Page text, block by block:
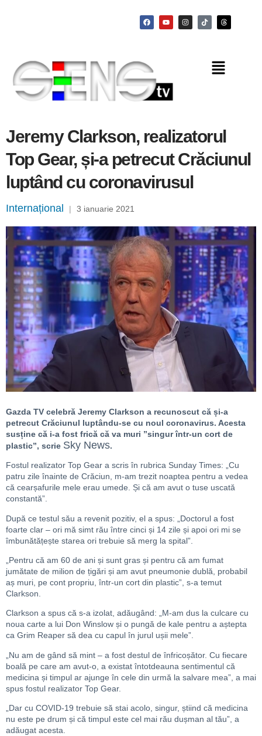
Jeremy Clarkson, realizatorul
Top Gear, și-a petrecut Crăciunul
luptând cu coronavirusul
Internațional | 3 ianuarie 2021
Gazda TV celebră Jeremy Clarkson a recunoscut că și-a
petrecut Crăciunul luptându-se cu noul coronavirus. Acesta
susține că i-a fost frică că va muri ”singur într-un cort de
plastic”, scrie Sky News.
Fostul realizator Top Gear a scris în rubrica Sunday Times: „Cu
patru zile înainte de Crăciun, m-am trezit noaptea pentru a vedea
că cearșafurile mele erau umede. Și că am avut o tuse uscată
constantă”.
După ce testul său a revenit pozitiv, el a spus: „Doctorul a fost
foarte clar – ori mă simt rău între cinci și 14 zile și apoi ori mi se
îmbunătățește starea ori trebuie să merg la spital”.
„Pentru că am 60 de ani și sunt gras și pentru că am fumat
jumătate de milion de țigări și am avut pneumonie dublă, probabil
aș muri, pe cont propriu, într-un cort din plastic”, s-a temut
Clarkson.
Clarkson a spus că s-a izolat, adăugând: „M-am dus la culcare cu
noua carte a lui Don Winslow și o pungă de kale pentru a aștepta
ca Grim Reaper să dea cu capul în jurul ușii mele”.
„Nu am de gând să mint – a fost destul de înfricoșător. Cu fiecare
boală pe care am avut-o, a existat întotdeauna sentimentul că
medicina și timpul ar ajunge în cele din urmă la salvare mea”, a mai
spus fostul realizator Top Gear.
„Dar cu COVID-19 trebuie să stai acolo, singur, știind că medicina
nu este pe drum și că timpul este cel mai rău dușman al tău”, a
adăugat acesta.